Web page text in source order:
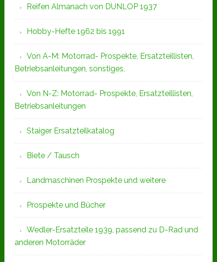
Reifen Almanach von DUNLOP 1937
Hobby-Hefte 1962 bis 1991
Von A-M: Motorrad- Prospekte, Ersatzteillisten,
Betriebsanleitungen, sonstiges,
Von N-Z: Motorrad- Prospekte, Ersatzteillisten,
Betriebsanleitungen
Staiger Ersatzteilkatalog
Biete / Tausch
Landmaschinen Prospekte und weitere
Prospekte und Bücher
Wedler-Ersatzteile 1939, passend zu D-Rad und
anderen Motorräder